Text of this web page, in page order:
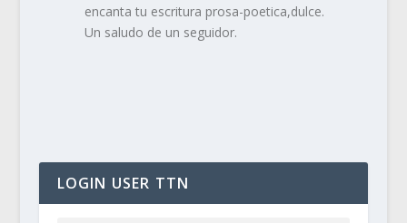
encanta tu escritura prosa-poetica,dulce.
Un saludo de un seguidor.
LOGIN USER TTN